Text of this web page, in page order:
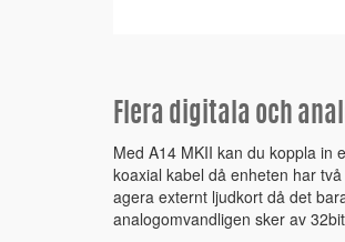
Flera digitala och
Med A14 MKII kan du koppla in
koaxial kabel då enheten har
agera externt ljudkort då det
analogomvandligen sker av